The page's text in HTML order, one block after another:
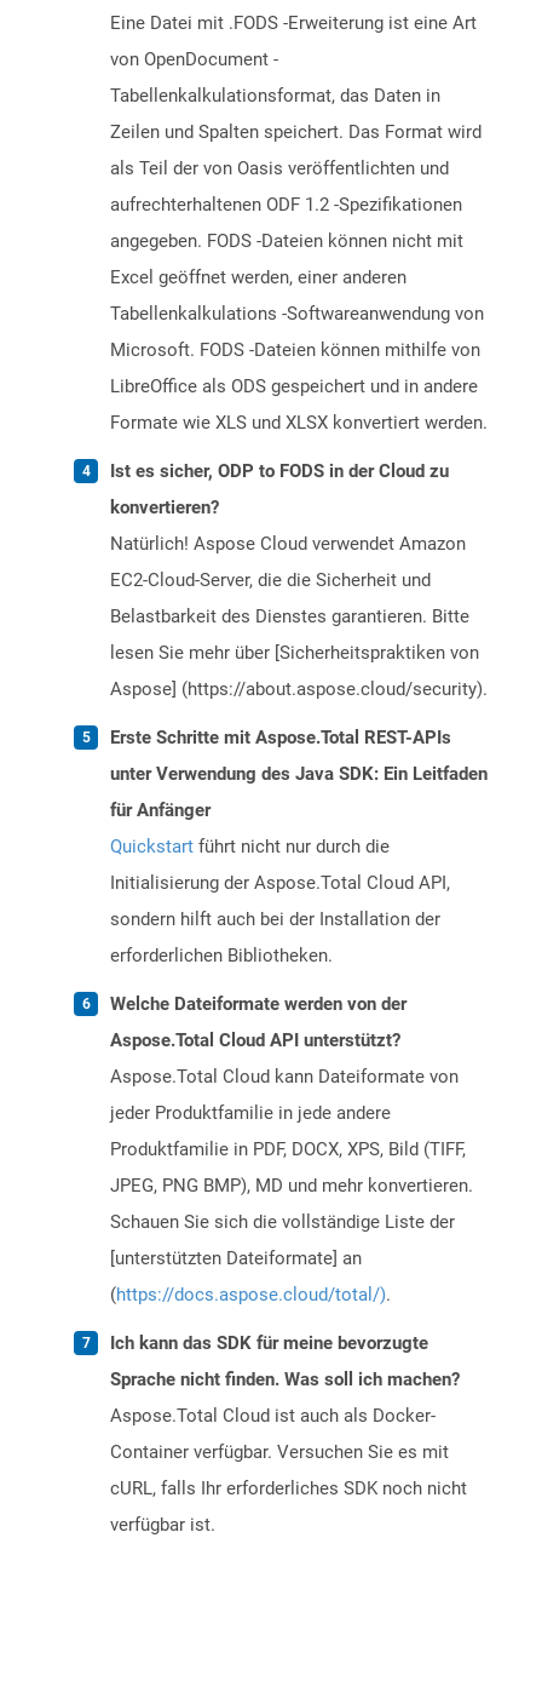
Eine Datei mit .FODS -Erweiterung ist eine Art
von OpenDocument -
Tabellenkalkulationsformat, das Daten in
Zeilen und Spalten speichert. Das Format wird
als Teil der von Oasis veröffentlichten und
aufrechterhaltenen ODF 1.2 -Spezifikationen
angegeben. FODS -Dateien können nicht mit
Excel geöffnet werden, einer anderen
Tabellenkalkulations -Softwareanwendung von
Microsoft. FODS -Dateien können mithilfe von
LibreOffice als ODS gespeichert und in andere
Formate wie XLS und XLSX konvertiert werden.
Ist es sicher, ODP to FODS in der Cloud zu
konvertieren?
Natürlich! Aspose Cloud verwendet Amazon
EC2-Cloud-Server, die die Sicherheit und
Belastbarkeit des Dienstes garantieren. Bitte
lesen Sie mehr über [Sicherheitspraktiken von
Aspose] (https://about.aspose.cloud/security).
Erste Schritte mit Aspose.Total REST-APIs
unter Verwendung des Java SDK: Ein Leitfaden
für Anfänger
Quickstart führt nicht nur durch die
Initialisierung der Aspose.Total Cloud API,
sondern hilft auch bei der Installation der
erforderlichen Bibliotheken.
Welche Dateiformate werden von der
Aspose.Total Cloud API unterstützt?
Aspose.Total Cloud kann Dateiformate von
jeder Produktfamilie in jede andere
Produktfamilie in PDF, DOCX, XPS, Bild (TIFF,
JPEG, PNG BMP), MD und mehr konvertieren.
Schauen Sie sich die vollständige Liste der
[unterstützten Dateiformate] an
(https://docs.aspose.cloud/total/).
Ich kann das SDK für meine bevorzugte
Sprache nicht finden. Was soll ich machen?
Aspose.Total Cloud ist auch als Docker-
Container verfügbar. Versuchen Sie es mit
cURL, falls Ihr erforderliches SDK noch nicht
verfügbar ist.